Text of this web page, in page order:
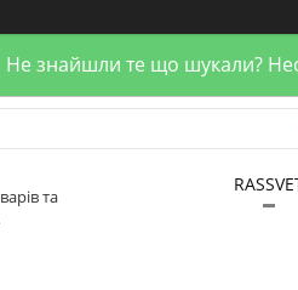
Не знайшли те що шукали?
та